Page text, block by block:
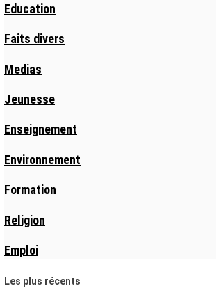
Education
Faits divers
Medias
Jeunesse
Enseignement
Environnement
Formation
Religion
Emploi
Les plus récents